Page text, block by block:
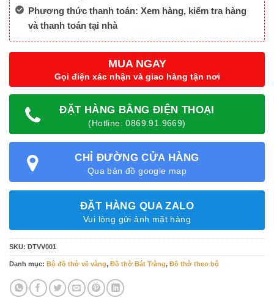
Phương thức thanh toán: Xem hàng, kiểm tra hàng
và thanh toán tại nhà
MUA NGAY
Gọi điện xác nhận và giao hàng tận nơi
ĐẶT HÀNG BẰNG ĐIỆN THOẠI
(Hotline: 0869.91.9669)
CHỈ ĐƯỜNG CỬA HÀNG
Qua bản đồ google map
ĐẶT HÀNG QUA ZALO
Vui lòng gửi ảnh mặt hàng
SKU: DTVV001
Danh mục: Bộ đồ thờ vẽ vàng, Đồ thờ Bát Tràng, Đồ thờ theo bộ